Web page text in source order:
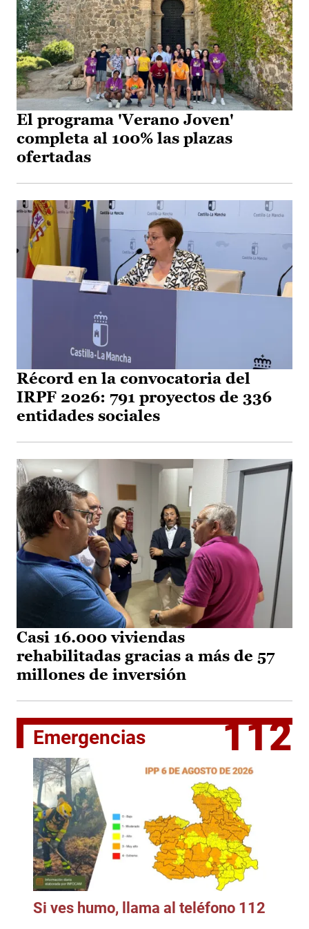
El programa 'Verano Joven'
completa al 100% las plazas
ofertadas
Récord en la convocatoria del
IRPF 2026: 791 proyectos de 336
entidades sociales
Casi 16.000 viviendas
rehabilitadas gracias a más de 57
millones de inversión
Emergencias 112
Si ves humo, llama al teléfono 112